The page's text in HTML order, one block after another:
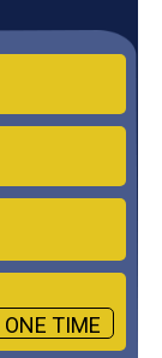
ONE TIME